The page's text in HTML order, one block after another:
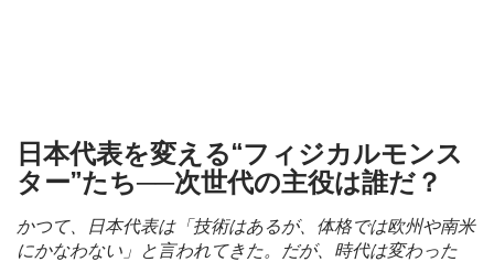
日本代表を変える“フィジカルモンス
ター”たち──次世代の主役は誰だ？
かつて、日本代表は「技術はあるが、体格では欧州や南米
にかなわない」と言われてきた。だが、時代は変わった